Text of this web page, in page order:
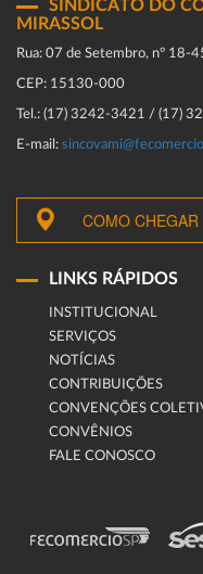
SINDICATO DO
MIRASSOL
Rua: 07 de Setembro, n° 18-
CEP: 15130-000
Tel.: (17) 3242-3421 / (17)
E-mail:
COMO CHEGAR
LINKS RÁPIDOS
INSTITUCIONAL
SERVIÇOS
NOTÍCIAS
CONTRIBUIÇÕES
CONVENÇÕES
CONVÊNIOS
FALE CONOSCO